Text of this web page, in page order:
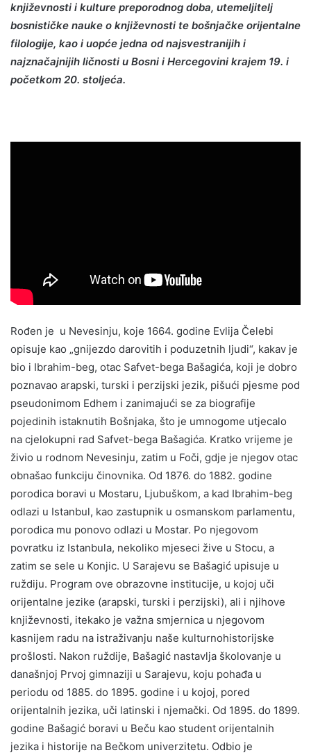
književnosti i kulture preporodnog doba, utemeljitelj
bosnističke nauke o književnosti te bošnjačke orijentalne
filologije, kao i uopće jedna od najsvestranijih i
najznačajnijih ličnosti u Bosni i Hercegovini krajem 19. i
početkom 20. stoljeća.
Rođen je u Nevesinju, koje 1664. godine Evlija Čelebi
opisuje kao „gnijezdo darovitih i poduzetnih ljudi“, kakav je
bio i Ibrahim-beg, otac Safvet-bega Bašagića, koji je dobro
poznavao arapski, turski i perzijski jezik, pišući pjesme pod
pseudonimom Edhem i zanimajući se za biografije
pojedinih istaknutih Bošnjaka, što je umnogome utjecalo
na cjelokupni rad Safvet-bega Bašagića. Kratko vrijeme je
živio u rodnom Nevesinju, zatim u Foči, gdje je njegov otac
obnašao funkciju činovnika. Od 1876. do 1882. godine
porodica boravi u Mostaru, Ljubuškom, a kad Ibrahim-beg
odlazi u Istanbul, kao zastupnik u osmanskom parlamentu,
porodica mu ponovo odlazi u Mostar. Po njegovom
povratku iz Istanbula, nekoliko mjeseci žive u Stocu, a
zatim se sele u Konjic. U Sarajevu se Bašagić upisuje u
ruždiju. Program ove obrazovne institucije, u kojoj uči
orijentalne jezike (arapski, turski i perzijski), ali i njihove
književnosti, itekako je važna smjernica u njegovom
kasnijem radu na istraživanju naše kulturnohistorijske
prošlosti. Nakon ruždije, Bašagić nastavlja školovanje u
današnjoj Prvoj gimnaziji u Sarajevu, koju pohađa u
periodu od 1885. do 1895. godine i u kojoj, pored
orijentalnih jezika, uči latinski i njemački. Od 1895. do 1899.
godine Bašagić boravi u Beču kao student orijentalnih
jezika i historije na Bečkom univerzitetu. Odbio je